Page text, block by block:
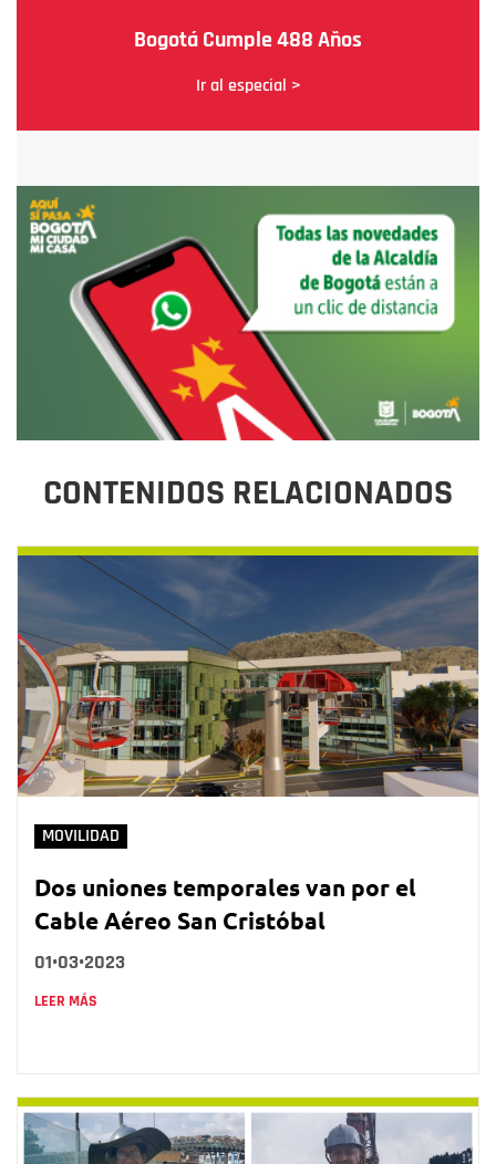
Bogotá Cumple 488 Años
Ir al especial >
CONTENIDOS RELACIONADOS
MOVILIDAD
Dos uniones temporales van por el
Cable Aéreo San Cristóbal
01•03•2023
LEER MÁS